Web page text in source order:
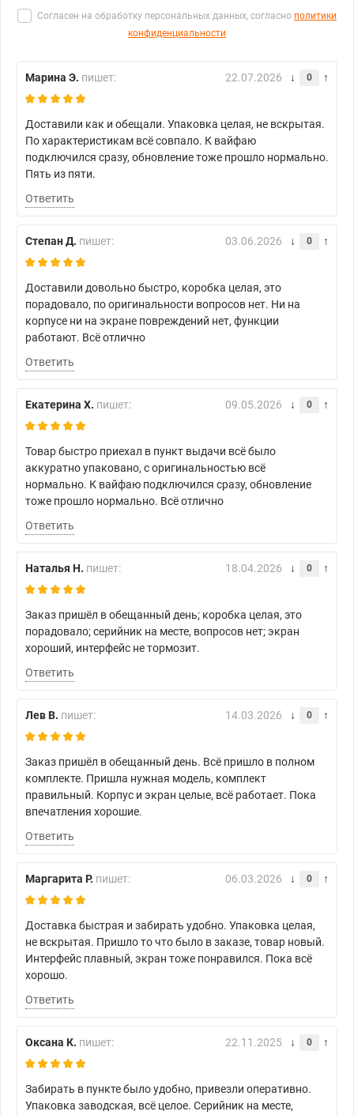
Согласен на обработку персональных данных, согласно политики
конфиденциальности
Марина Э. пишет: 22.07.2026 0
Доставили как и обещали. Упаковка целая, не вскрытая.
По характеристикам всё совпало. К вайфаю
подключился сразу, обновление тоже прошло нормально.
Пять из пяти.
Ответить
Степан Д. пишет: 03.06.2026 0
Доставили довольно быстро, коробка целая, это
порадовало, по оригинальности вопросов нет. Ни на
корпусе ни на экране повреждений нет, функции
работают. Всё отлично
Ответить
Екатерина Х. пишет: 09.05.2026 0
Товар быстро приехал в пункт выдачи всё было
аккуратно упаковано, с оригинальностью всё
нормально. К вайфаю подключился сразу, обновление
тоже прошло нормально. Всё отлично
Ответить
Наталья Н. пишет: 18.04.2026 0
Заказ пришёл в обещанный день; коробка целая, это
порадовало; серийник на месте, вопросов нет; экран
хороший, интерфейс не тормозит.
Ответить
Лев В. пишет: 14.03.2026 0
Заказ пришёл в обещанный день. Всё пришло в полном
комплекте. Пришла нужная модель, комплект
правильный. Корпус и экран целые, всё работает. Пока
впечатления хорошие.
Ответить
Маргарита Р. пишет: 06.03.2026 0
Доставка быстрая и забирать удобно. Упаковка целая,
не вскрытая. Пришло то что было в заказе, товар новый.
Интерфейс плавный, экран тоже понравился. Пока всё
хорошо.
Ответить
Оксана К. пишет: 22.11.2025 0
Забирать в пункте было удобно, привезли оперативно.
Упаковка заводская, всё целое. Серийник на месте,